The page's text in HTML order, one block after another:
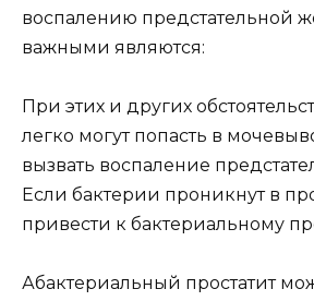
воспалению предстательной
важными являются:
При этих и других
легко могут попасть в
вызвать воспаление
Если бактерии проникнут в
привести к бактериальному
Абактериальный простатит